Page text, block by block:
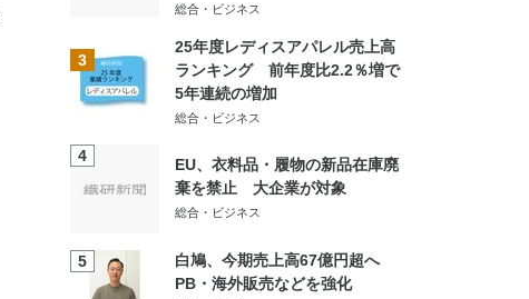
総合・ビジネス
3
25年度レディスアパレル売上高
ランキング 前年度比2.2％増で
5年連続の増加
総合・ビジネス
4
EU、衣料品・履物の新品在庫廃
棄を禁止 大企業が対象
総合・ビジネス
5
白鳩、今期売上高67億円超へ
PB・海外販売などを強化